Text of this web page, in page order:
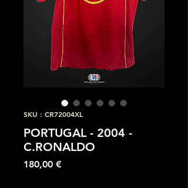
SKU : CR72004XL
PORTUGAL - 2004 -
C.RONALDO
180,00 €Prix